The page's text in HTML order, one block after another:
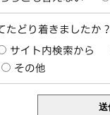
たどり着きましたか？
サイト内検索から
その他